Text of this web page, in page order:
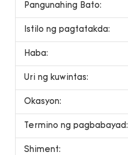
Pangunahing Bato:
Istilo ng pagtatakda:
Haba:
Uri ng kuwintas:
Okasyon:
Termino ng pagbabayad:
Shiment: